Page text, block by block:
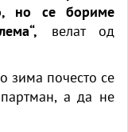
но се бориме
велат од
зима почесто се
а да не